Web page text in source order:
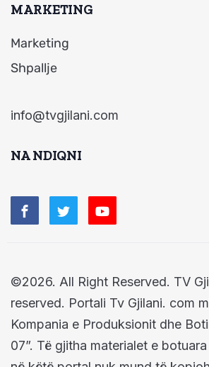
MARKETING
Marketing
Shpallje
info@tvgjilani.com
NA NDIQNI
©2026. All Right Reserved. TV
reserved. Portali Tv Gjilani. com
Kompania e Produksionit dhe
07”. Të gjitha materialet e